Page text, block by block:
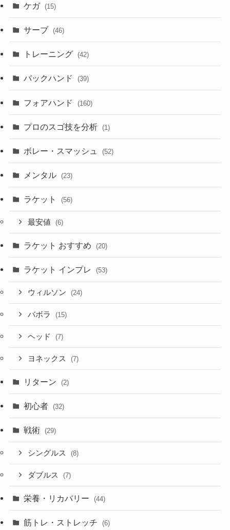
ケガ (15)
サーブ (46)
トレーニング (42)
バックハンド (39)
フォアハンド (160)
プロのスゴ技を分析 (1)
ボレー・スマッシュ (52)
メンタル (23)
ラケット (56)
最安値 (6)
ラケット おすすめ (20)
ラケット インプレ (53)
ウィルソン (24)
バボラ (15)
ヘッド (7)
ヨネックス (7)
リターン (2)
初心者 (32)
戦術 (29)
シングルス (8)
ダブルス (7)
栄養・リカバリー (44)
筋トレ・ストレッチ (6)